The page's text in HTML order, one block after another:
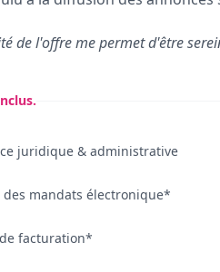
de l'offre me permet d'être
juridique & administrative
des mandats électronique*
facturation*